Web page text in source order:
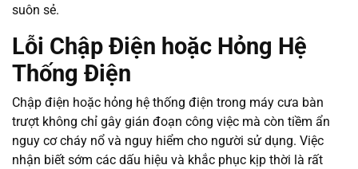
suôn sẻ.
Lỗi Chập Điện hoặc Hỏng Hệ
Thống Điện
Chập điện hoặc hỏng hệ thống điện trong máy cưa bàn
trượt không chỉ gây gián đoạn công việc mà còn tiềm ẩn
nguy cơ cháy nổ và nguy hiểm cho người sử dụng. Việc
nhận biết sớm các dấu hiệu và khắc phục kịp thời là rất